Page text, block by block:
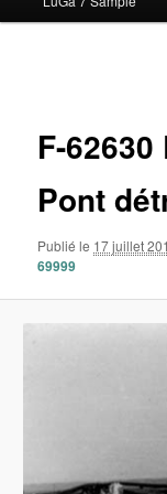
contenu
F-
Pont
Publié le 17 juillet
69999